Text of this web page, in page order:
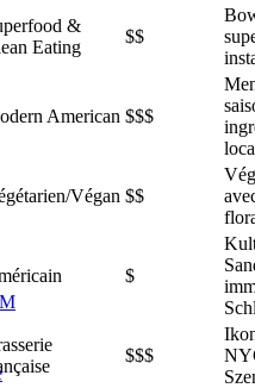
&
Eating
$$
American $$$
Végan $$
$
$$$